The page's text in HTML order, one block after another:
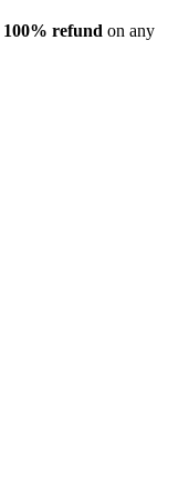
100% refund on any